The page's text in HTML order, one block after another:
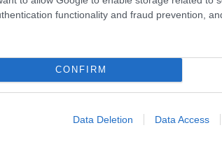
functionality and fraud prevention,
CONFIRM
Data Deletion Data Access